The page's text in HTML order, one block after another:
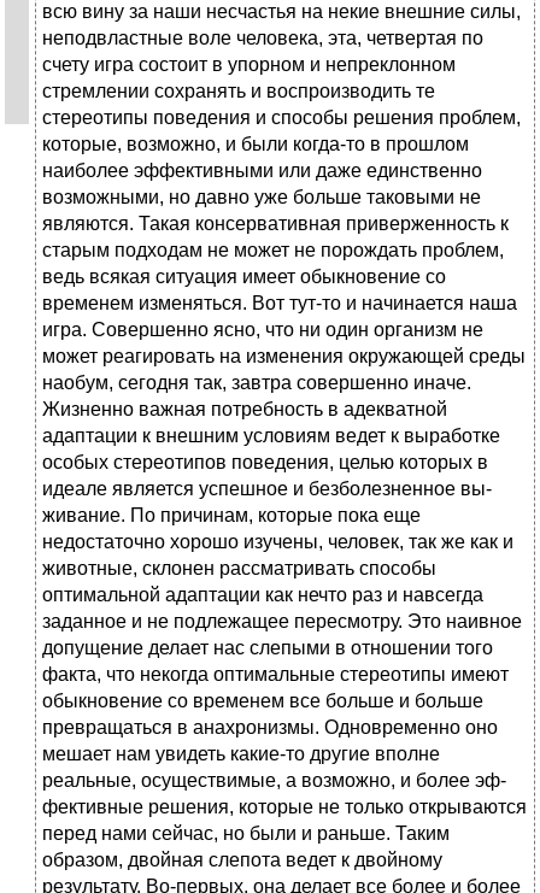
всю вину за наши нес­частья на некие внешние силы,
неподвластные воле человека, эта, четвер­тая по
счету игра состоит в упорном и непреклонном
стремлении сохранять и воспроизводить те
стереотипы поведения и способы решения проблем,
ко­торые, возможно, и были когда-то в прошлом
наиболее эффективными или да­же единственно
возможными, но давно уже больше таковыми не
являются. Та­кая консервативная приверженность к
старым подходам не может не порож­дать проблем,
ведь всякая ситуация имеет обыкновение со
временем изме­няться. Вот тут-то и начинается наша
игра. Совершенно ясно, что ни один организм не
может реагировать на изменения окружающей среды
наобум, се­годня так, завтра совершенно иначе.
Жизненно важная потребность в адек­ватной
адаптации к внешним условиям ведет к выработке
особых стереотипов поведения, целью которых в
идеале является успешное и безболезненное вы­
живание. По причинам, которые пока еще
недостаточно хорошо изучены, че­ловек, так же как и
животные, склонен рассматривать способы
оптимальной адаптации как нечто раз и навсегда
заданное и не подлежащее пересмотру. Это наивное
допущение делает нас слепыми в отношении того
факта, что не­когда оптимальные стереотипы имеют
обыкновение со временем все больше и больше
превращаться в анахронизмы. Одновременно оно
мешает нам увидеть какие-то другие вполне
реальные, осуществимые, а возможно, и более эф­
фективные решения, которые не только открываются
перед нами сейчас, но были и раньше. Таким
образом, двойная слепота ведет к двойному
результа­ту. Во-первых, она делает все более и более